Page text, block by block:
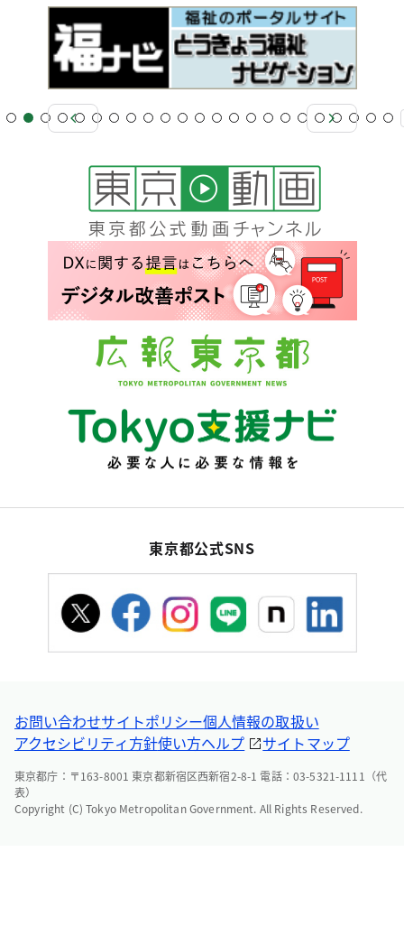
東京都公式SNS
お問い合わせサイトポリシー個人情報の取扱い
アクセシビリティ方針使い方ヘルプ サイトマップ
東京都庁：〒163-8001 東京都新宿区西新宿2-8-1 電話：03-5321-1111（代
表）
Copyright (C) Tokyo Metropolitan Government. All Rights Reserved.